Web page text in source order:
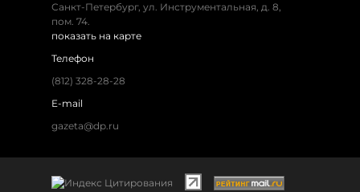
Санкт-Петербург, ул. Инструментальная, д. 8,
пом. 74.
показать на карте
Телефон
(812) 328-28-28
E-mail
gazeta@dp.ru